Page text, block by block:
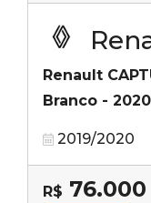
Renault
Branco - 2020
2019/2020
R$ 76.000